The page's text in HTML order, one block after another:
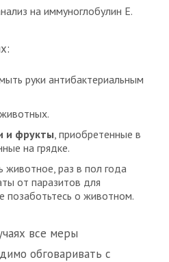
на иммуноглобулин Е.
руки антибактериальным
и фрукты , приобретенные в
на грядке.
животное, раз в пол года
от паразитов для
позаботьтесь о животном.
все меры
обговаривать с